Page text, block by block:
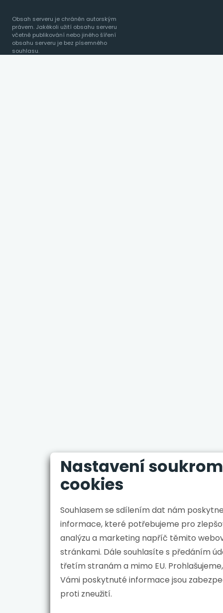
Nastavení
cookies
Souhlasem se sdílením dat nám
informace, které potřebujeme pro
analýzu a marketing napříč těmito
stránkami. Dále souhlasíte s předáním údajů
třetím stranám a mimo EU.
Vámi poskytnuté informace jsou
proti zneužití.
Obsah serveru je chráněn autorským
právem. Jakékoli užití obsahu serveru
včetně publikování nebo jiného šíření
obsahu serveru je bez písemného
souhlasu.